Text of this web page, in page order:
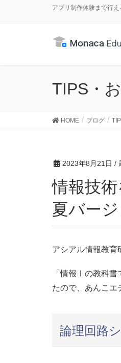
アプリ制作体験まで行
TIPS・
HOME ブログ
2023年8月21日 /
情報技術を説明できるツール集の紹介（2023年・
夏バージ
アシアル情報教育
「情報Ⅰの教科書
たので、あんこエ
論理回路